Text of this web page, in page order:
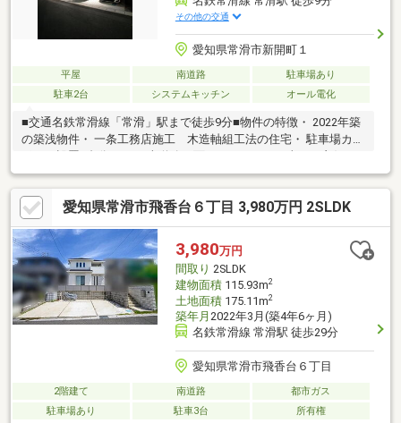
その他の交通
愛知県常滑市新開町１
平屋 南道路
駐車場あり
駐車2台
システムキッチン オール電化
■交通名鉄常滑線「常滑」駅まで徒歩9分■物件の特徴・ 2022年築
の築浅物件・ 一条工務店施工 木造軸組工法の住宅・ 駐車場カー
家事動線が考えられた使いやすい間取り・ 全居室フローリング仕
様で、落ち着いた雰囲気の内装・ 約23.8帖のゆったりしたLDK・
食器洗浄乾燥機付アイランドキッチン・ お手入れが簡単なIHクッ
キングヒーター付・ 雨の日の洗濯にも便利な浴室換気乾燥機付・
収納力の高いウォークインクローゼット付・ 断熱性、遮熱性、防
露性に優れた複層ガラス採用
愛知県常滑市飛香台６丁目 3,980万円 2SLDK
3,980万円
間取り 2SLDK
建物面積115.93m2
土地面積175.11m2
築年月 2022年3月(築4年6ヶ月)
名鉄常滑線 常滑駅 徒歩29分
愛知県常滑市飛香台６丁目
2階建て 南道路
都市ガス
駐車場あり
駐車3台 所有権